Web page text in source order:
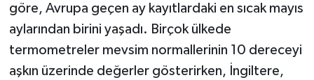
göre, Avrupa geçen ay kayıtlardaki en sıcak mayıs
aylarından birini yaşadı. Birçok ülkede
termometreler mevsim normallerinin 10 dereceyi
aşkın üzerinde değerler gösterirken, İngiltere,